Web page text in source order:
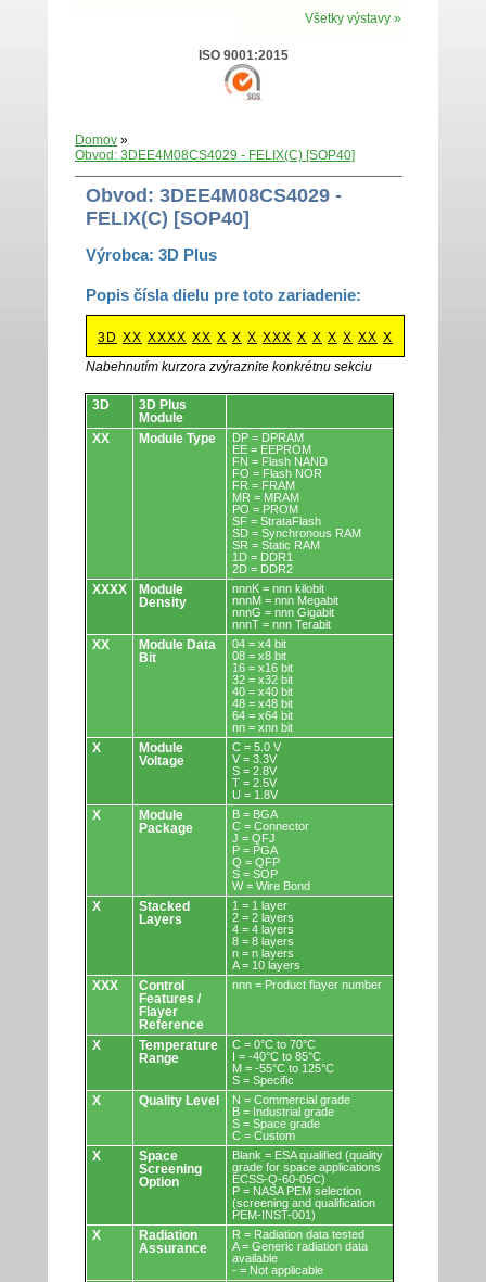
Všetky výstavy »
ISO 9001:2015
Domov »
Obvod: 3DEE4M08CS4029 - FELIX(C) [SOP40]
Obvod: 3DEE4M08CS4029 -
FELIX(C) [SOP40]
Výrobca: 3D Plus
Popis čísla dielu pre toto zariadenie:
3D XX XXXX XX X X X XXX X X X X XX X
Nabehnutím kurzora zvýraznite konkrétnu sekciu
Obvody.
3D
3D Plus
Module
XX
Module Type
DP = DPRAM
EE = EEPROM
FN = Flash NAND
FO = Flash NOR
FR = FRAM
MR = MRAM
PO = PROM
SF = StrataFlash
SD = Synchronous RAM
SR = Static RAM
1D = DDR1
2D = DDR2
XXXX
Module
Density
nnnK = nnn kilobit
nnnM = nnn Megabit
nnnG = nnn Gigabit
nnnT = nnn Terabit
XX
Module Data
Bit
04 = x4 bit
08 = x8 bit
16 = x16 bit
32 = x32 bit
40 = x40 bit
48 = x48 bit
64 = x64 bit
nn = xnn bit
X
Module
Voltage
C = 5.0 V
V = 3.3V
S = 2.8V
T = 2.5V
U = 1.8V
X
Module
Package
B = BGA
C = Connector
J = QFJ
P = PGA
Q = QFP
S = SOP
W = Wire Bond
X
Stacked
Layers
1 = 1 layer
2 = 2 layers
4 = 4 layers
8 = 8 layers
n = n layers
A = 10 layers
XXX
Control
Features /
Flayer
Reference
nnn = Product flayer number
X
Temperature
Range
C = 0°C to 70°C
I = -40°C to 85°C
M = -55°C to 125°C
S = Specific
X Quality Level
N = Commercial grade
B = Industrial grade
S = Space grade
C = Custom
X
Space
Screening
Option
Blank = ESA qualified (quality
grade for space applications
ECSS-Q-60-05C)
P = NASA PEM selection
(screening and qualification
PEM-INST-001)
X
Radiation
Assurance
R = Radiation data tested
A = Generic radiation data
available
- = Not applicable